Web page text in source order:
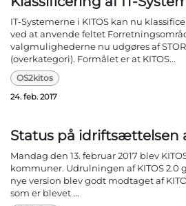
IT-Systemerne i KITOS kan nu
ved at anvende feltet
valgmulighederne nu udgøres af
(overkategori). Formålet er at KITOS...
OS2kitos
24. feb. 2017
Status på idriftsættelsen
Mandag den 13. februar 2017 blev
kommuner. Udrulningen af KITOS 2.0
nye version blev godt modtaget af
som er blevet ...